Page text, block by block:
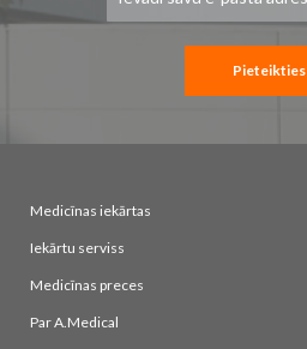
saņemšanai:
Pieteikties
Medicīnas iekārtas
Iekārtu serviss
Medicīnas preces
Par A.Medical